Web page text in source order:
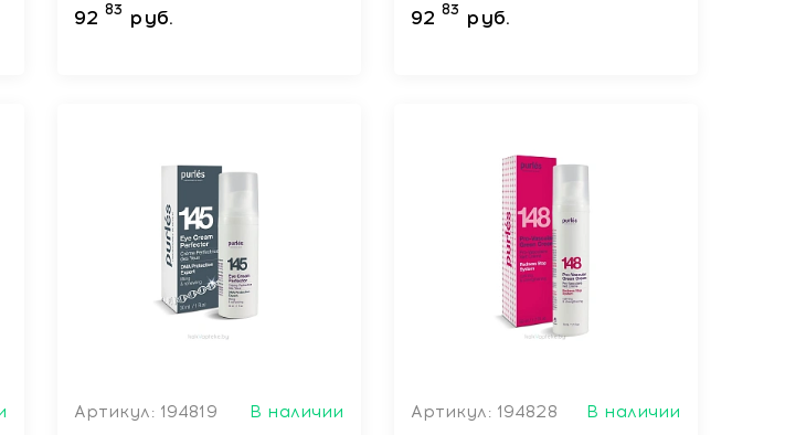
92 83 руб. 92 83 руб.
Артикул: 194819
В наличии
Артикул: 194828
В наличии